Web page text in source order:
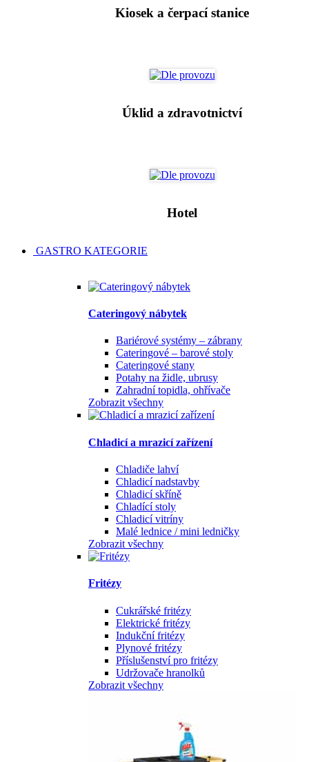
Kiosek a čerpací stanice
Úklid a zdravotnictví
Hotel
GASTRO KATEGORIE
Cateringový nábytek
Bariérové systémy – zábrany
Cateringové – barové stoly
Cateringové stany
Potahy na židle, ubrusy
Zahradní topidla, ohřívače
Zobrazit všechny
Chladicí a mrazicí zařízení
Chladiče lahví
Chladicí nadstavby
Chladicí skříně
Chladící stoly
Chladicí vitríny
Malé lednice / mini ledničky
Zobrazit všechny
Fritézy
Cukrářské fritézy
Elektrické fritézy
Indukční fritézy
Plynové fritézy
Příslušenství pro fritézy
Udržovače hranolků
Zobrazit všechny